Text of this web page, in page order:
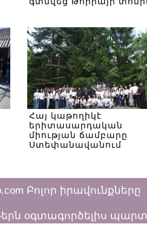
Հայ կաթողիկէ
երիտասարդական
միության ճամբարը
Ստեփանավանում
Բոլոր իրավունքները
օգտագործելիս